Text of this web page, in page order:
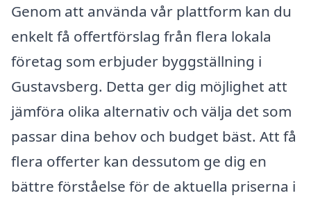
Genom att använda vår plattform kan du
enkelt få offertförslag från flera lokala
företag som erbjuder byggställning i
Gustavsberg. Detta ger dig möjlighet att
jämföra olika alternativ och välja det som
passar dina behov och budget bäst. Att få
flera offerter kan dessutom ge dig en
bättre förståelse för de aktuella priserna i